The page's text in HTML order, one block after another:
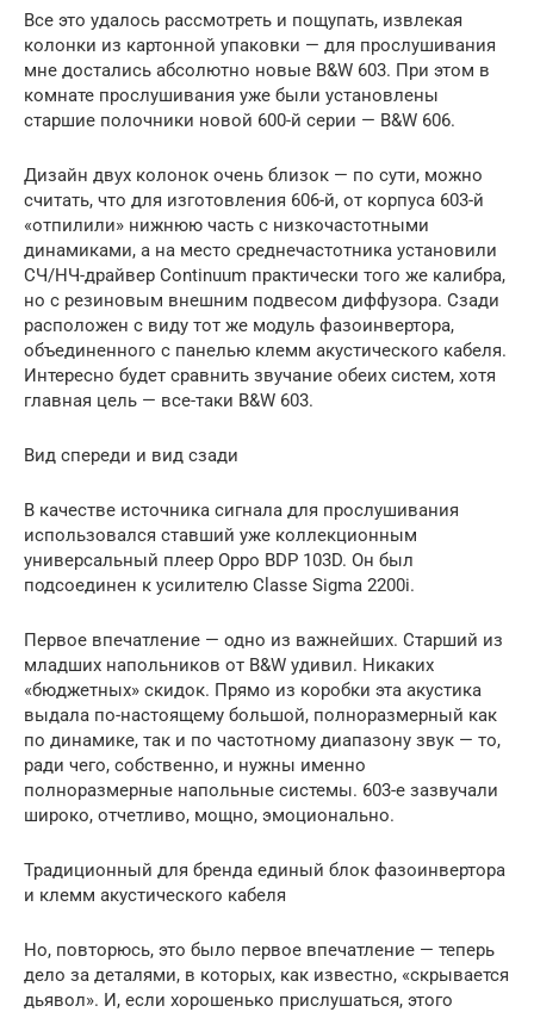
Все это удалось рассмотреть и пощупать, извлекая
колонки из картонной упаковки — для прослушивания
мне достались абсолютно новые B&W 603. При этом в
комнате прослушивания уже были установлены
старшие полочники новой 600-й серии — B&W 606.
Дизайн двух колонок очень близок — по сути, можно
считать, что для изготовления 606-й, от корпуса 603-й
«отпилили» нижнюю часть с низкочастотными
динамиками, а на место среднечастотника установили
СЧ/НЧ-драйвер Continuum практически того же калибра,
но с резиновым внешним подвесом диффузора. Сзади
расположен с виду тот же модуль фазоинвертора,
объединенного с панелью клемм акустического кабеля.
Интересно будет сравнить звучание обеих систем, хотя
главная цель — все-таки B&W 603.
Вид спереди и вид сзади
В качестве источника сигнала для прослушивания
использовался ставший уже коллекционным
универсальный плеер Oppo BDP 103D. Он был
подсоединен к усилителю Classe Sigma 2200i.
Первое впечатление — одно из важнейших. Старший из
младших напольников от B&W удивил. Никаких
«бюджетных» скидок. Прямо из коробки эта акустика
выдала по-настоящему большой, полноразмерный как
по динамике, так и по частотному диапазону звук — то,
ради чего, собственно, и нужны именно
полноразмерные напольные системы. 603-е зазвучали
широко, отчетливо, мощно, эмоционально.
Традиционный для бренда единый блок фазоинвертора
и клемм акустического кабеля
Но, повторюсь, это было первое впечатление — теперь
дело за деталями, в которых, как известно, «скрывается
дьявол». И, если хорошенько прислушаться, этого